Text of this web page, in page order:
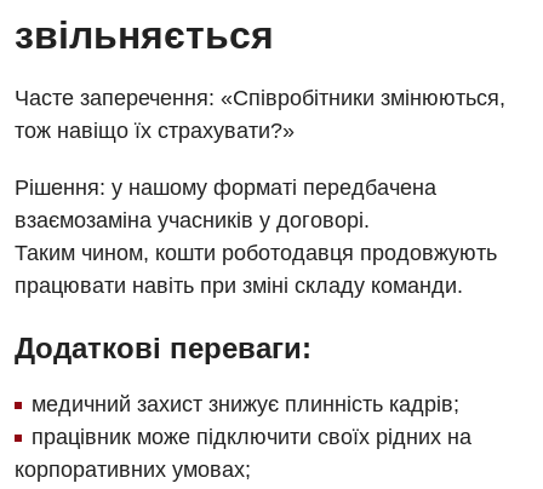
Дитяча гастроентерологія
Дитяча ендокринологія
Дитяча неврологія
Дитяча ортопедія і травматологія
Дитяча офтальмологія
Дитяча урологія
звільняється
Часте заперечення: «Співробітники змінюються,
тож навіщо їх страхувати?»
Рішення: у нашому форматі передбачена
взаємозаміна учасників у договорі.
Таким чином, кошти роботодавця продовжують
працювати навіть при зміні складу команди.
Додаткові переваги:
медичний захист знижує плинність кадрів;
працівник може підключити своїх рідних на
корпоративних умовах;